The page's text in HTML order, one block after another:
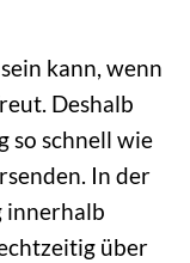
kann, wenn
Deshalb
so schnell wie
In der
innerhalb
über